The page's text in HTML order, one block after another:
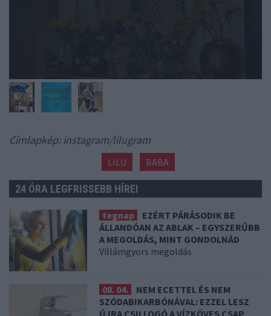
Címlapkép: instagram/lilugram
LILU BABA
24 ÓRA LEGFRISSEBB HÍREI
tegnap
EZÉRT PÁRÁSODIK BE
ÁLLANDÓAN AZ ABLAK – EGYSZERŰBB
A MEGOLDÁS, MINT GONDOLNÁD
Villámgyors megoldás
08. 04.
NEM ECETTEL ÉS NEM
SZÓDABIKARBÓNÁVAL: EZZEL LESZ
ÚJRA CSILLOGÓ A VÍZKÖVES CSAP